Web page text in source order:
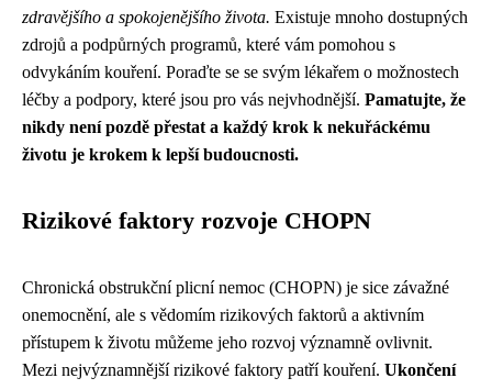
zdravějšího a spokojenějšího života. Existuje mnoho dostupných
zdrojů a podpůrných programů, které vám pomohou s
odvykáním kouření. Poraďte se se svým lékařem o možnostech
léčby a podpory, které jsou pro vás nejvhodnější. Pamatujte, že
nikdy není pozdě přestat a každý krok k nekuřáckému
životu je krokem k lepší budoucnosti.
Rizikové faktory rozvoje CHOPN
Chronická obstrukční plicní nemoc (CHOPN) je sice závažné
onemocnění, ale s vědomím rizikových faktorů a aktivním
přístupem k životu můžeme jeho rozvoj významně ovlivnit.
Mezi nejvýznamnější rizikové faktory patří kouření. Ukončení